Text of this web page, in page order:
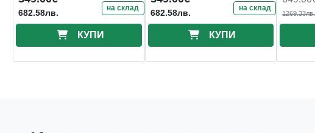
682.58лв. на склад
КУПИ
682.58лв. на склад
КУПИ
1269.33лв.